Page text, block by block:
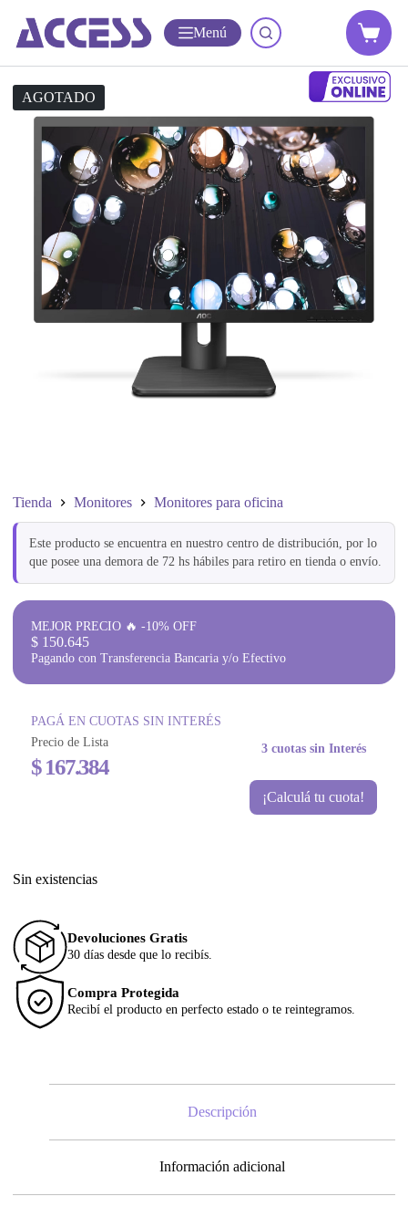
Menú
AGOTADO
Tienda Monitores Monitores para oficina
Este producto se encuentra en nuestro centro de distribución, por lo
que posee una demora de 72 hs hábiles para retiro en tienda o envío.
MEJOR PRECIO 🔥 -10% OFF
$ 150.645
Pagando con Transferencia Bancaria y/o Efectivo
PAGÁ EN CUOTAS SIN INTERÉS
Precio de Lista
$167.384
3 cuotas sin Interés
¡Calculá tu cuota!
Sin existencias
Devoluciones Gratis
30 días desde que lo recibís.
Compra Protegida
Recibí el producto en perfecto estado o te reintegramos.
Descripción
Información adicional